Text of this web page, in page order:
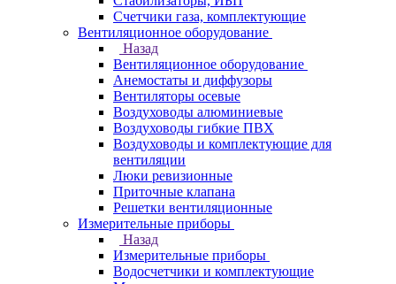
Счетчики газа, комплектующие
Вентиляционное оборудование
Назад
Вентиляционное оборудование
Анемостаты и диффузоры
Вентиляторы осевые
Воздуховоды алюминиевые
Воздуховоды гибкие ПВХ
Воздуховоды и комплектующие для
вентиляции
Люки ревизионные
Приточные клапана
Решетки вентиляционные
Измерительные приборы
Назад
Измерительные приборы
Водосчетчики и комплектующие